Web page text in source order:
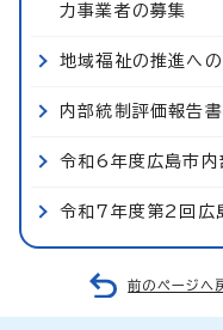
力事業者の募集
地域福祉の推進へ
内部統制評価報告
令和6年度広島市内
令和7年度第2回広
前のページへ